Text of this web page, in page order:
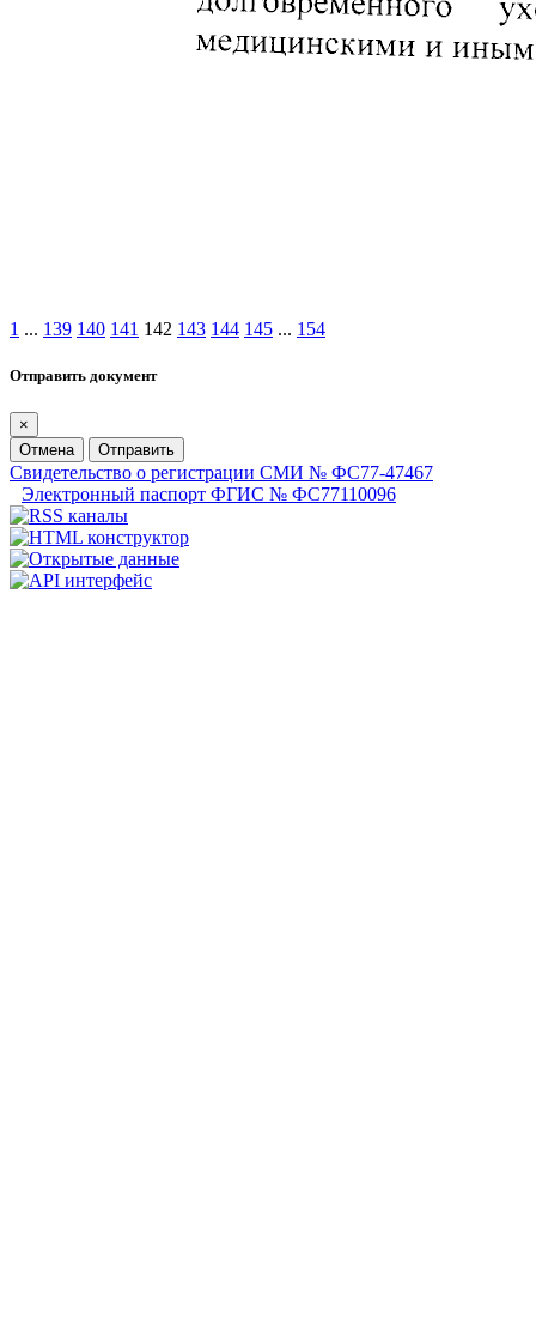
1 ... 139 140 141 142 143 144 145 ... 154
Отправить документ
×
Отмена
Отправить
Свидетельство о регистрации СМИ № ФС77-47467
Электронный паспорт ФГИС № ФС77110096